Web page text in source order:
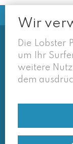
(google/
van
recht voor
Wir
Die Lobster
um Ihr
weitere
dem